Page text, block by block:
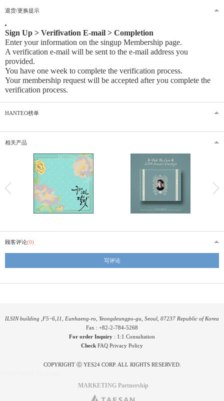
退货/更换提示
Sign Up > Verifivation E-mail > Completion
Enter your information on the singup Membership page.
A verification e-mail will be sent to the e-mail address you
provided.
You have one week to complete the verification process.
Your membership request will be accepted after you complete the
verification process.
HANTEO榜单
相关产品
顾客评论(0)
写评论
ILSIN building ,F5~6,11, Eunhaeng-ro, Yeongdeungpo-gu, Seoul, 07237 Republic of Korea
Fax : +82-2-784-5268
For order Inquiry : 1:1 Consultation
Check FAQ Privacy Policy
COPYRIGHT ⓒ YES24 CORP. ALL RIGHTS RESERVED.
MARKETING Partnership